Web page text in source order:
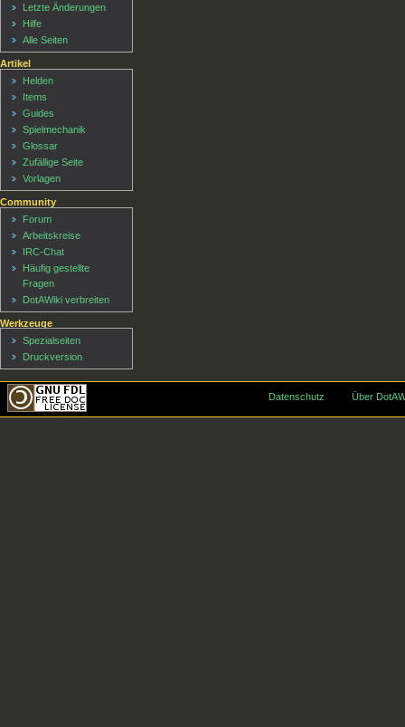
Letzte Änderungen
Hilfe
Alle Seiten
Artikel
Helden
Items
Guides
Spielmechanik
Glossar
Zufällige Seite
Vorlagen
Community
Forum
Arbeitskreise
IRC-Chat
Häufig gestellte
Fragen
DotAWiki verbreiten
Werkzeuge
Spezialseiten
Druckversion
Datenschutz Über